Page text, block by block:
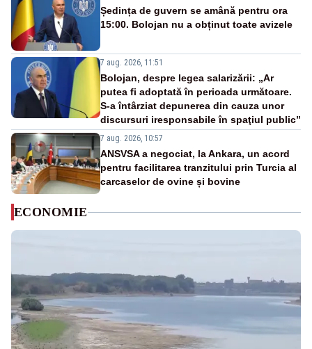
Ședința de guvern se amână pentru ora
15:00. Bolojan nu a obținut toate avizele
7 aug. 2026, 11:51
Bolojan, despre legea salarizării: „Ar
putea fi adoptată în perioada următoare.
S-a întârziat depunerea din cauza unor
discursuri iresponsabile în spaţiul public”
7 aug. 2026, 10:57
ANSVSA a negociat, la Ankara, un acord
pentru facilitarea tranzitului prin Turcia al
carcaselor de ovine și bovine
ECONOMIE